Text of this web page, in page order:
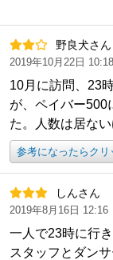
野良犬さん
2019年10月22日 10:18
10月に訪問、23
が、ペイバー500
た。人数は居な
参考になったらクリ
しんさん
2019年8月16日 12:16
一人で23時に行き
スタッフとダン